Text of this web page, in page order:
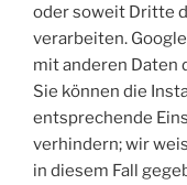
oder soweit Dritte
verarbeiten.
mit anderen Daten
Sie können die
entsprechende
verhindern; wir
in diesem Fall